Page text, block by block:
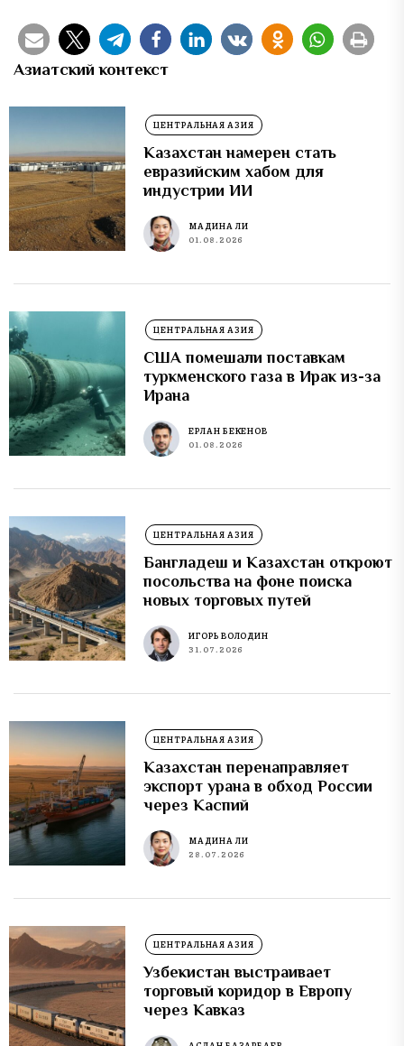
Азиатский контекст
ЦЕНТРАЛЬНАЯ АЗИЯ
Казахстан намерен стать
евразийским хабом для
индустрии ИИ
МАДИНА ЛИ
01.08.2026
ЦЕНТРАЛЬНАЯ АЗИЯ
США помешали поставкам
туркменского газа в Ирак из-за
Ирана
ЕРЛАН БЕКЕНОВ
01.08.2026
ЦЕНТРАЛЬНАЯ АЗИЯ
Бангладеш и Казахстан откроют
посольства на фоне поиска
новых торговых путей
ИГОРЬ ВОЛОДИН
31.07.2026
ЦЕНТРАЛЬНАЯ АЗИЯ
Казахстан перенаправляет
экспорт урана в обход России
через Каспий
МАДИНА ЛИ
28.07.2026
ЦЕНТРАЛЬНАЯ АЗИЯ
Узбекистан выстраивает
торговый коридор в Европу
через Кавказ